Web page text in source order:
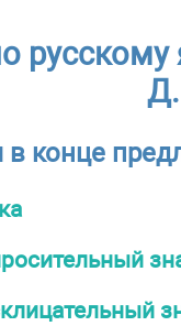
русскому
в конце